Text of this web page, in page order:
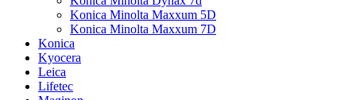
Konica Minolta Maxxum 5D
Konica Minolta Maxxum 7D
Konica
Kyocera
Leica
Lifetec